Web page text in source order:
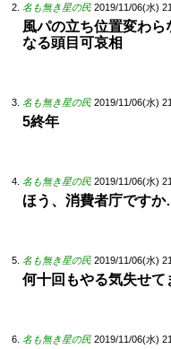
名も無き星の民 2019/11/06(水)
風パの立ち位置変わら
なる頭目可哀相
名も無き星の民 2019/11/06(水)
5終年
名も無き星の民 2019/11/06(水)
ほう、消費者庁です
名も無き星の民 2019/11/06(水)
何十回もやる気失せ
名も無き星の民 2019/11/06(水)